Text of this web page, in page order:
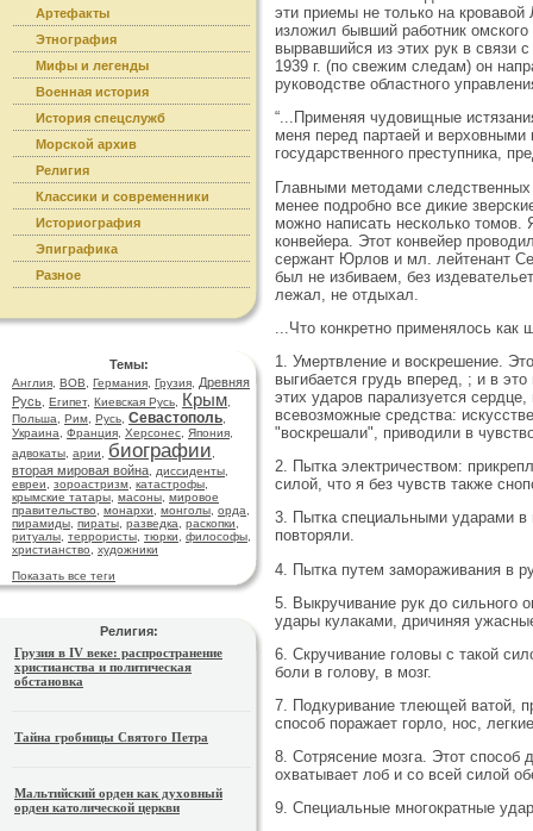
Артефакты
Этнография
Мифы и легенды
Военная история
История спецслужб
Морской архив
Религия
Классики и современники
Историография
Эпиграфика
Разное
Темы:
Англия ВОВ Германия Грузия
Древняя
Русь Египет, Киевская Русь Крым
Польша
Рим Русь Севастополь
Украина
Франция Херсонес Япония
адвокаты арии биографии
вторая мировая война диссиденты
евреи
зороастризм катастрофы
крымские татары масоны мировое
правительство
монархи монголы орда
пирамиды пираты разведка раскопки
ритуалы террористы тюрки философы
христианство
художники
Показать все теги
Религия:
Грузия в IV веке: распространение
христианства и политическая
обстановка
Тайна гробницы Святого Петра
Мальтийский орден как духовный
орден католической церкви
эти приемы не только на
изложил бывший работник
вырвавшийся из этих рук в связи
1939 г. (по свежим следам) он
руководстве областного
“...Применяя чудовищные
меня перед партаей и верховными
государственного преступника,
Главными методами
менее подробно все дикие
можно написать несколько томов.
конвейера. Этот конвейер
сержант Юрлов и мл. лейтенант
был не избиваем, без
лежал, не отдыхал.
...Что конкретно применялось как
1. Умертвление и воскрешение.
выгибается грудь вперед, ; и в
этих ударов парализуется
всевозможные средства:
"воскрешали", приводили в
2. Пытка электричеством:
силой, что я без чувств также
3. Пытка специальными ударами в
повторяли.
4. Пытка путем замораживания в
5. Выкручивание рук до сильного
удары кулаками, дричиняя
6. Скручивание головы с такой
боли в голову, в мозг.
7. Подкуривание тлеющей ватой,
способ поражает горло, нос,
8. Сотрясение мозга. Этот способ
охватывает лоб и со всей силой
9. Специальные многократные